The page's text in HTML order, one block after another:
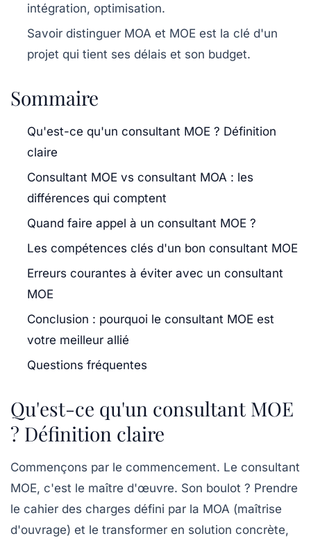
intégration, optimisation.
Savoir distinguer MOA et MOE est la clé d'un
projet qui tient ses délais et son budget.
Sommaire
Qu'est-ce qu'un consultant MOE ? Définition
claire
Consultant MOE vs consultant MOA : les
différences qui comptent
Quand faire appel à un consultant MOE ?
Les compétences clés d'un bon consultant MOE
Erreurs courantes à éviter avec un consultant
MOE
Conclusion : pourquoi le consultant MOE est
votre meilleur allié
Questions fréquentes
Qu'est-ce qu'un consultant MOE
? Définition claire
Commençons par le commencement. Le consultant
MOE, c'est le maître d'œuvre. Son boulot ? Prendre
le cahier des charges défini par la MOA (maîtrise
d'ouvrage) et le transformer en solution concrète,